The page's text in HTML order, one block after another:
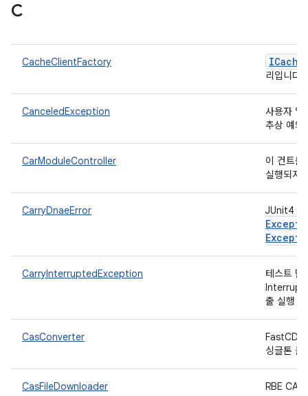
C
CacheClientFactory ICache
리입니다.
CanceledException
사용자 입
추상 예
CarModuleController
이 컨트롤
실행되지
CarryDnaeError JUnit4 프
CarryInterruptedException
테스트 단
출 실행
CasConverter
FastCDC
싱글톤
CasFileDownloader RBE